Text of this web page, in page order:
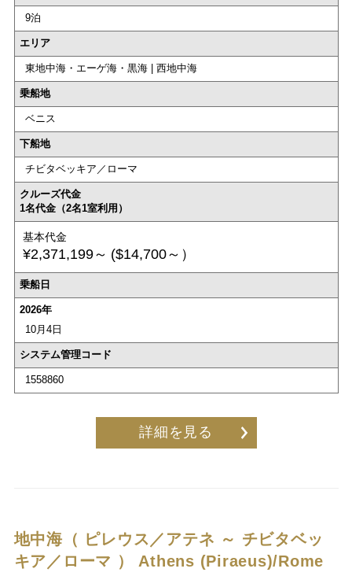
9泊
エリア
東地中海・エーゲ海・黒海 | 西地中海
乗船地
ベニス
下船地
チビタベッキア／ローマ
クルーズ代金
1名代金（2名1室利用）
基本代金
¥2,371,199～ ($14,700～）
乗船日
2026年
10月4日
システム管理コード
1558860
詳細を見る
地中海（ ピレウス／アテネ ～ チビタベッ
キア／ローマ ） Athens (Piraeus)/Rome